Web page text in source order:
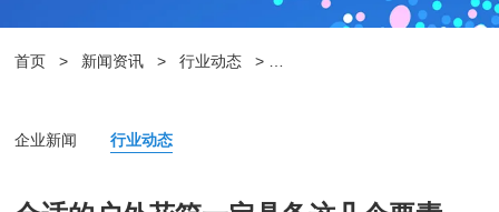
首页 > 新闻资讯 > 行业动态 >
企业新闻 行业动态